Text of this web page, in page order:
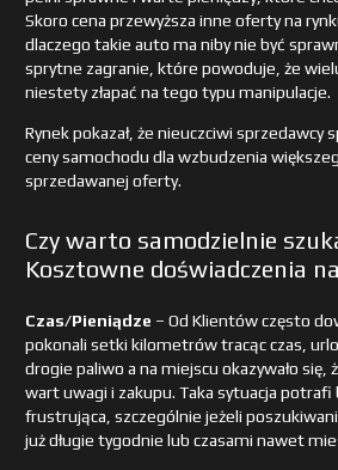
Skoro cena przewyższa inne oferty na
dlaczego takie auto ma niby nie być
sprytne zagranie, które powoduje, że
niestety złapać na tego typu manipulacje.
Rynek pokazał, że nieuczciwi sprzedawcy
ceny samochodu dla wzbudzenia
sprzedawanej oferty.
Czy warto samodzielnie
Kosztowne doświadczenia
Czas/Pieniądze – Od Klientów często
pokonali setki kilometrów tracąc czas,
drogie paliwo a na miejscu okazywało się,
wart uwagi i zakupu. Taka sytuacja
frustrująca, szczególnie jeżeli
już długie tygodnie lub czasami nawet